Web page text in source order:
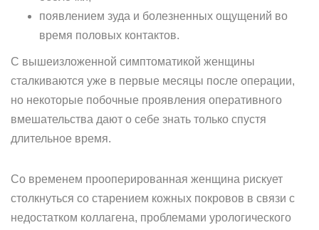
появлением зуда и болезненных ощущений во
время половых контактов.
С вышеизложенной симптоматикой женщины
сталкиваются уже в первые месяцы после операции,
но некоторые побочные проявления оперативного
вмешательства дают о себе знать только спустя
длительное время.
Со временем прооперированная женщина рискует
столкнуться со старением кожных покровов в связи с
недостатком коллагена, проблемами урологического